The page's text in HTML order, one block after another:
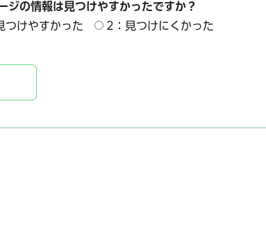
ジの情報は見つけやすかったですか？
つけやすかった
2：見つけにくかった